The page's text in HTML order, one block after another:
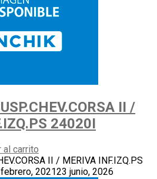
II /
24020I
al carrito
II / MERIVA INF.IZQ.PS
202123 junio, 2026